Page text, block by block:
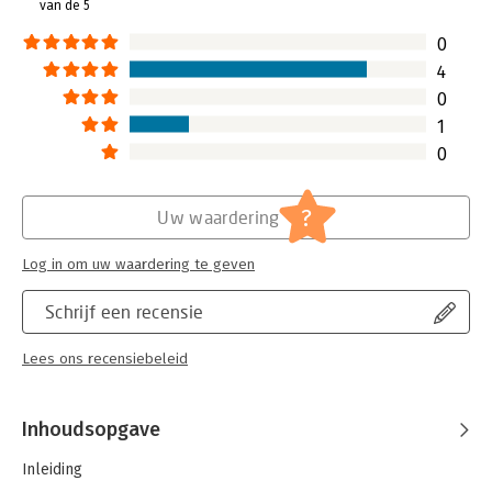
Hoofdrubriek:
van de 5
0
4
0
1
0
Schrijf een recensie
Lees ons recensiebeleid
Uw waardering ?
Log in om uw waardering te geven
Inhoudsopgave
Inleiding